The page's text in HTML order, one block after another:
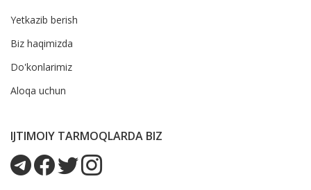
Yetkazib berish
Biz haqimizda
Do'konlarimiz
Aloqa uchun
IJTIMOIY TARMOQLARDA BIZ